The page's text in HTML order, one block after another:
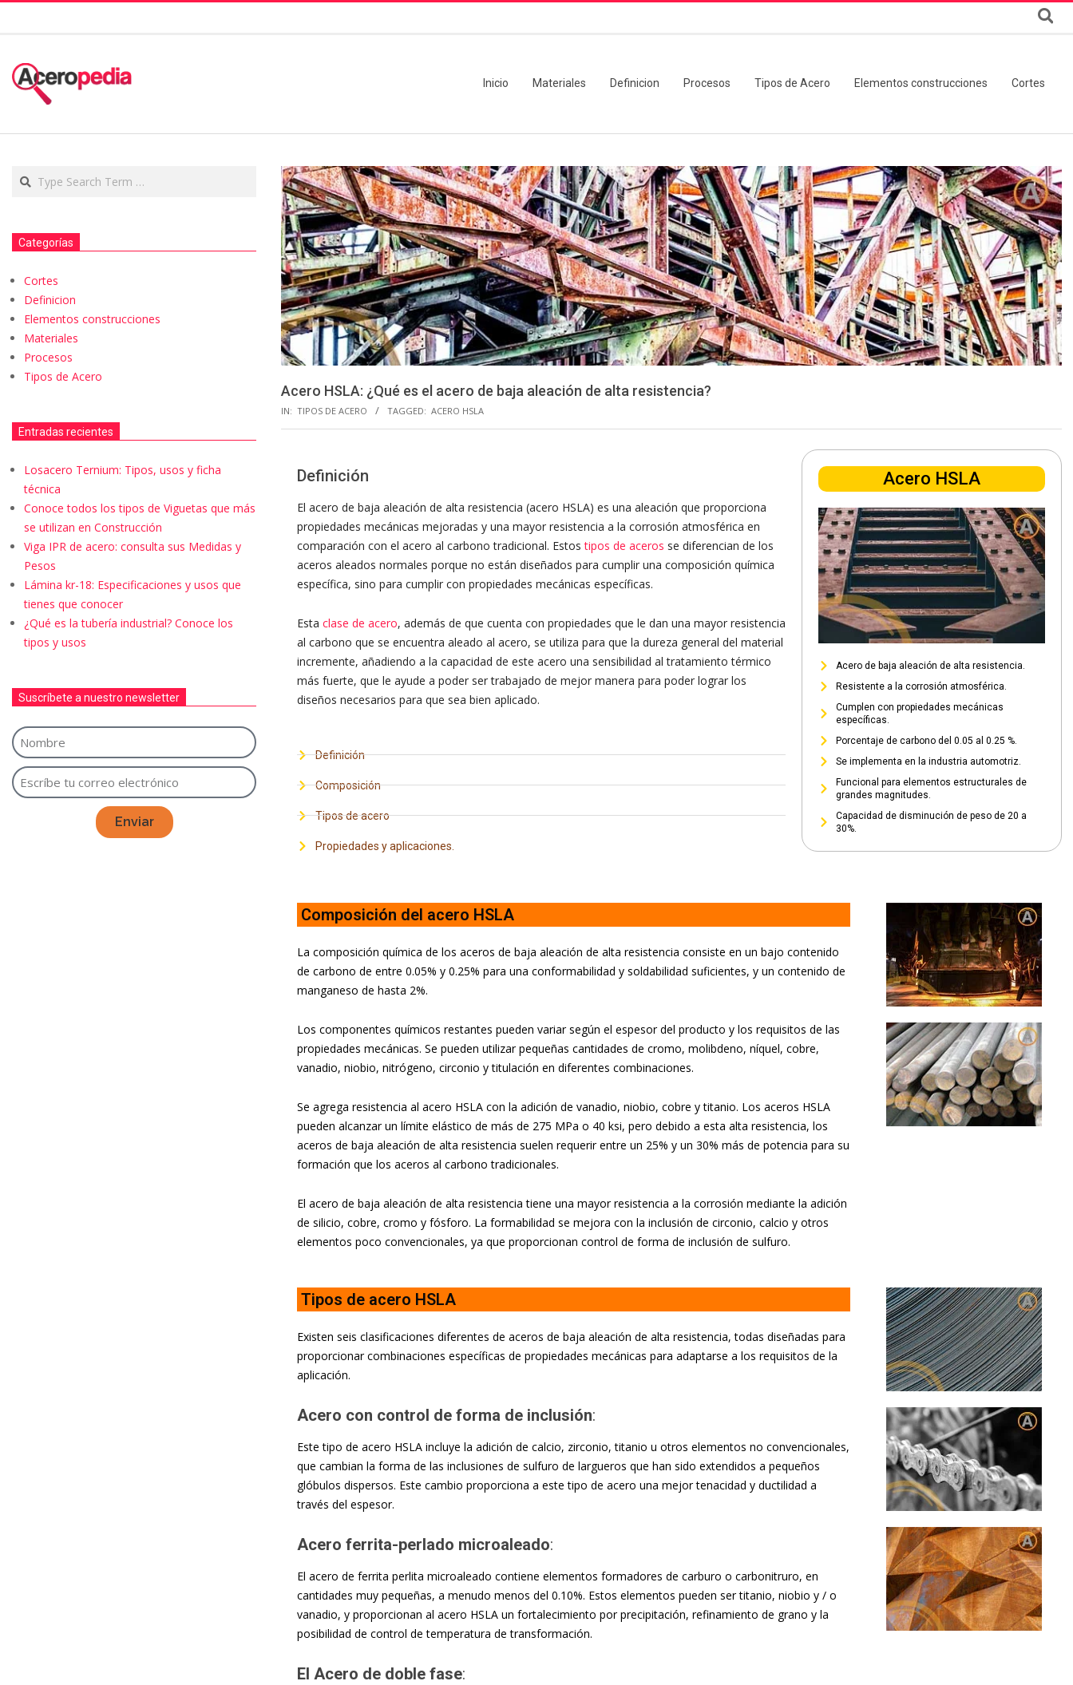
Inicio Materiales Definicion Procesos Tipos de Acero Elementos construcciones Cortes
Acero HSLA: ¿Qué es el acero de baja aleación de alta resistencia?
IN: TIPOS DE ACERO TAGGED: ACERO HSLA
Definición
El acero de baja aleación de alta resistencia (acero HSLA) es una aleación que proporciona
propiedades mecánicas mejoradas y una mayor resistencia a la corrosión atmosférica en
comparación con el acero al carbono tradicional. Estostipos de aceros se diferencian de los
aceros aleados normales porque no están diseñados para cumplir una composición química
específica, sino para cumplir con propiedades mecánicas específicas.
Esta clase de acero, además de que cuenta con propiedades que le dan una mayor resistencia
al carbono que se encuentra aleado al acero, se utiliza para que la dureza general del material
incremente, añadiendo a la capacidad de este acero una sensibilidad al tratamiento térmico
más fuerte, que le ayude a poder ser trabajado de mejor manera para poder lograr los
diseños necesarios para que sea bien aplicado.
Definición
Composición
Tipos de acero
Propiedades y aplicaciones.
Acero HSLA
Acero de baja aleación de alta resistencia.
Resistente a la corrosión atmosférica.
Cumplen con propiedades mecánicas
específicas.
Porcentaje de carbono del 0.05 al 0.25 %.
Se implementa en la industria automotriz.
Funcional para elementos estructurales de
grandes magnitudes.
Capacidad de disminución de peso de 20 a
30%.
Composición del acero HSLA
La composición química de los aceros de baja aleación de alta resistencia consiste en un bajo contenido
de carbono de entre 0.05% y 0.25% para una conformabilidad y soldabilidad suficientes, y un contenido de
manganeso de hasta 2%.
Los componentes químicos restantes pueden variar según el espesor del producto y los requisitos de las
propiedades mecánicas. Se pueden utilizar pequeñas cantidades de cromo, molibdeno, níquel, cobre,
vanadio, niobio, nitrógeno, circonio y titulación en diferentes combinaciones.
Se agrega resistencia al acero HSLA con la adición de vanadio, niobio, cobre y titanio. Los aceros HSLA
pueden alcanzar un límite elástico de más de 275 MPa o 40 ksi, pero debido a esta alta resistencia, los
aceros de baja aleación de alta resistencia suelen requerir entre un 25% y un 30% más de potencia para su
formación que los aceros al carbono tradicionales.
El acero de baja aleación de alta resistencia tiene una mayor resistencia a la corrosión mediante la adición
de silicio, cobre, cromo y fósforo. La formabilidad se mejora con la inclusión de circonio, calcio y otros
elementos poco convencionales, ya que proporcionan control de forma de inclusión de sulfuro.
Tipos de acero HSLA
Existen seis clasificaciones diferentes de aceros de baja aleación de alta resistencia, todas diseñadas para
proporcionar combinaciones específicas de propiedades mecánicas para adaptarse a los requisitos de la
aplicación.
Acero con control de forma de inclusión:
Este tipo de acero HSLA incluye la adición de calcio, zirconio, titanio u otros elementos no convencionales,
que cambian la forma de las inclusiones de sulfuro de largueros que han sido extendidos a pequeños
glóbulos dispersos. Este cambio proporciona a este tipo de acero una mejor tenacidad y ductilidad a
través del espesor.
Acero ferrita-perlado microaleado:
El acero de ferrita perlita microaleado contiene elementos formadores de carburo o carbonitruro, en
cantidades muy pequeñas, a menudo menos del 0.10%. Estos elementos pueden ser titanio, niobio y / o
vanadio, y proporcionan al acero HSLA un fortalecimiento por precipitación, refinamiento de grano y la
posibilidad de control de temperatura de transformación.
El Acero de doble fase:
Categorías
Cortes
Definicion
Elementos construcciones
Materiales
Procesos
Tipos de Acero
Entradas recientes
Losacero Ternium: Tipos, usos y ficha
técnica
Conoce todos los tipos de Viguetas que más
se utilizan en Construcción
Viga IPR de acero: consulta sus Medidas y
Pesos
Lámina kr-18: Especificaciones y usos que
tienes que conocer
¿Qué es la tubería industrial? Conoce los
tipos y usos
Suscríbete a nuestro newsletter
Enviar